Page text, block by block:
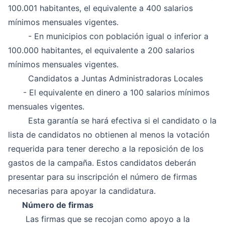
100.001 habitantes, el equivalente a 400 salarios
mínimos mensuales vigentes.
- En municipios con población igual o inferior a
100.000 habitantes, el equivalente a 200 salarios
mínimos mensuales vigentes.
Candidatos a Juntas Administradoras Locales
- El equivalente en dinero a 100 salarios mínimos
mensuales vigentes.
Esta garantía se hará efectiva si el candidato o la
lista de candidatos no obtienen al menos la votación
requerida para tener derecho a la reposición de los
gastos de la campaña. Estos candidatos deberán
presentar para su inscripción el número de firmas
necesarias para apoyar la candidatura.
Número de firmas
Las firmas que se recojan como apoyo a la